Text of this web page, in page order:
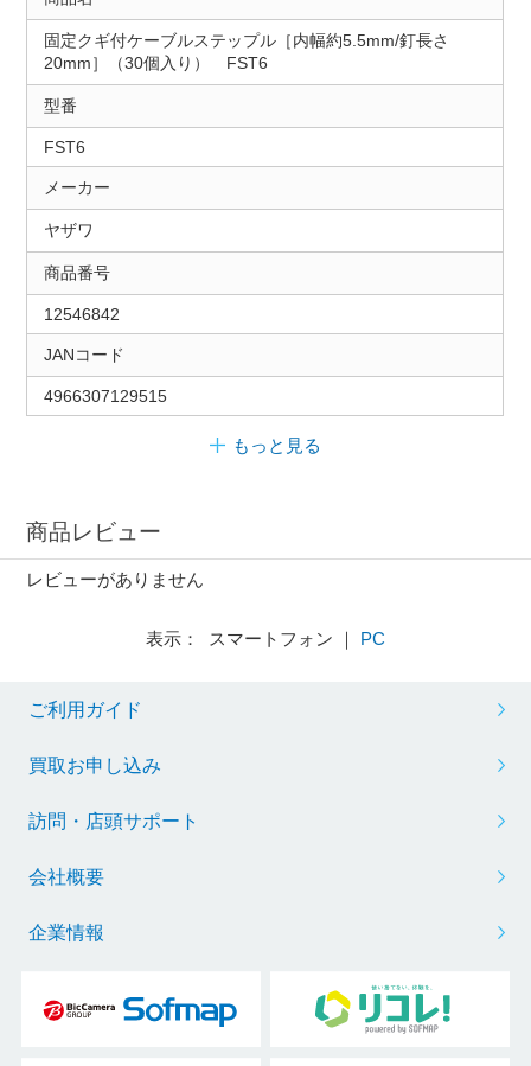
固定クギ付ケーブルステップル［内幅約5.5mm/釘長さ
20mm］（30個入り） FST6
型番
FST6
メーカー
ヤザワ
商品番号
12546842
JANコード
4966307129515
もっと見る
商品レビュー
レビューがありません
表示： スマートフォン ｜ PC
ご利用ガイド
買取お申し込み
訪問・店頭サポート
会社概要
企業情報